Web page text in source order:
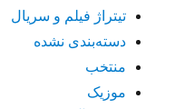
تیتراژ فیلم و سریال
دسته‌بندی نشده
منتخب
موزیک